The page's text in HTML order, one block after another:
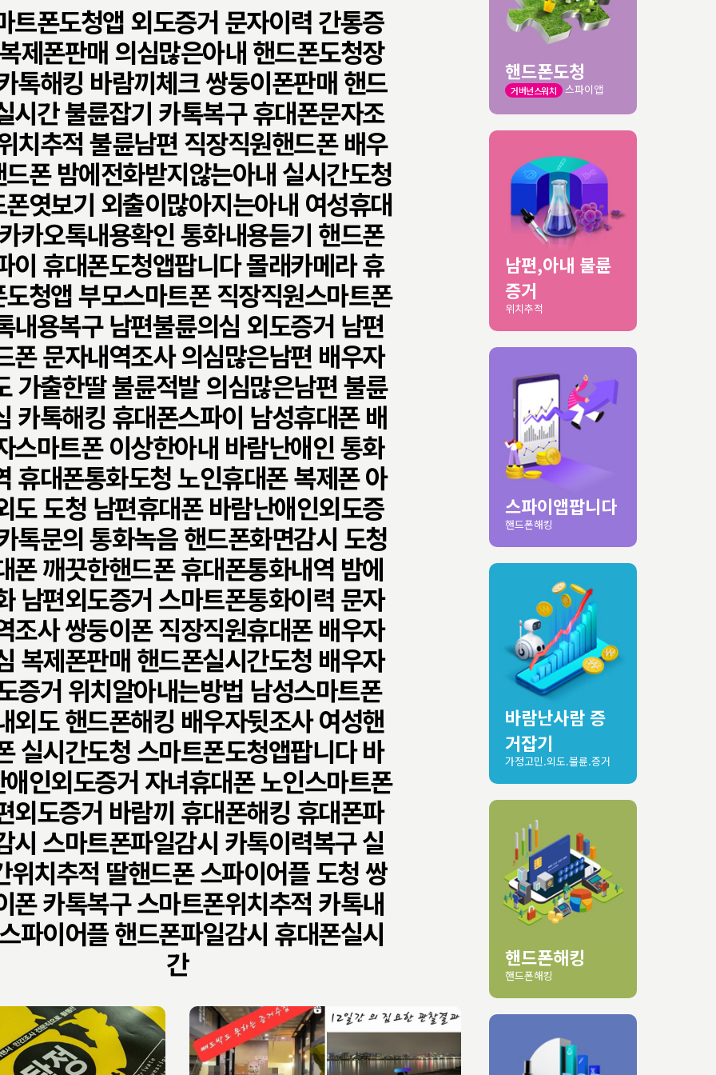
트폰도청앱 외도증거 문자이력 간통증
제폰판매 의심많은아내 핸드폰도청장
톡해킹 바람끼체크 쌍둥이폰판매 핸드
시간 불륜잡기 카톡복구 휴대폰문자조
치추적 불륜남편 직장직원핸드폰 배우
폰 밤에전화받지않는아내 실시간도청
엿보기 외출이많아지는아내 여성휴대
카오톡내용확인 통화내용듣기 핸드폰
이 휴대폰도청앱팝니다 몰래카메라 휴
청앱 부모스마트폰 직장직원스마트폰
내용복구 남편불륜의심 외도증거 남편
폰 문자내역조사 의심많은남편 배우자
가출한딸 불륜적발 의심많은남편 불륜
카톡해킹 휴대폰스파이 남성휴대폰 배
스마트폰 이상한아내 바람난애인 통화
휴대폰통화도청 노인휴대폰 복제폰 아
도 도청 남편휴대폰 바람난애인외도증
톡문의 통화녹음 핸드폰화면감시 도청
폰 깨끗한핸드폰 휴대폰통화내역 밤에
남편외도증거 스마트폰통화이력 문자
조사 쌍둥이폰 직장직원휴대폰 배우자
복제폰판매 핸드폰실시간도청 배우자
증거 위치알아내는방법 남성스마트폰
외도 핸드폰해킹 배우자뒷조사 여성핸
실시간도청 스마트폰도청앱팝니다 바
인외도증거 자녀휴대폰 노인스마트폰
외도증거 바람끼 휴대폰해킹 휴대폰파
시 스마트폰파일감시 카톡이력복구 실
위치추적 딸핸드폰 스파이어플 도청 쌍
폰 카톡복구 스마트폰위치추적 카톡내
파이어플 핸드폰파일감시 휴대폰실시
간
핸드폰도청
거버넌스워치 스파이앱
남편,아내 불륜
증거
위치추적
스파이앱팝니다
핸드폰해킹
바람난사람 증
거잡기
가정고민.외도.불륜.증거
핸드폰해킹
핸드폰해킹